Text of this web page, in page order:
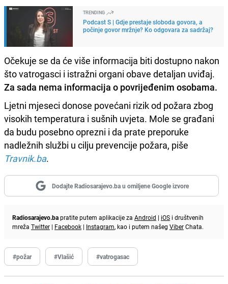
TRENDING
Podcast S | Gdje prestaje sloboda govora, a
počinje govor mržnje? Ko odgovara za sadržaj?
Očekuje se da će više informacija biti dostupno nakon
što vatrogasci i istražni organi obave detaljan uviđaj.
Za sada nema informacija o povrijeđenim osobama.
Ljetni mjeseci donose povećani rizik od požara zbog
visokih temperatura i sušnih uvjeta. Mole se građani
da budu posebno oprezni i da prate preporuke
nadležnih službi u cilju prevencije požara, piše
Travnik.ba.
Dodajte Radiosarajevo.ba u omiljene Google izvore
Radiosarajevo.bapratite putem aplikacije za Android | iOS i društvenih
mreža Twitter | Facebook | Instagram, kao i putem našeg ViberChata.
#požar #Vlašić #vatrogasac